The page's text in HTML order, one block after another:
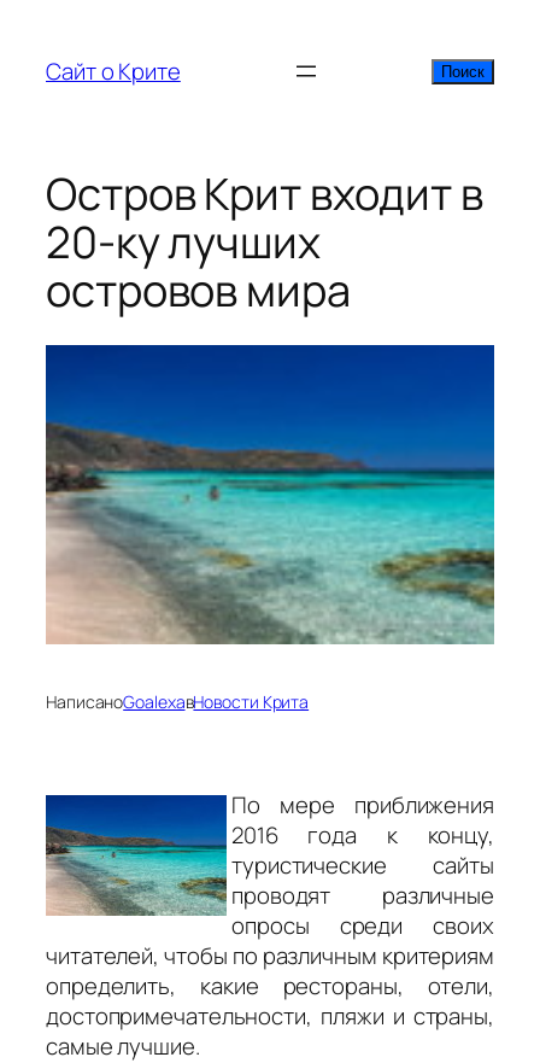
содержимому
Сайт о Крите Поиск
Поиск
Остров Крит входит в
20-ку лучших
островов мира
НаписаноGoalexaвНовости Крита
По мере приближения
2016 года к концу,
туристические сайты
проводят различные
опросы среди своих
читателей, чтобы по различным критериям
определить, какие рестораны, отели,
достопримечательности, пляжи и страны,
самые лучшие.